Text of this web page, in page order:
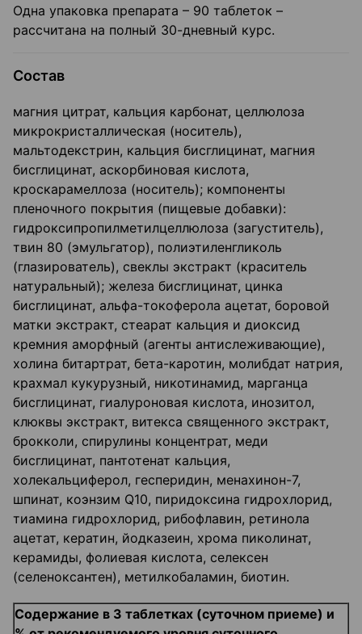
Одна упаковка препарата – 90 таблеток –
рассчитана на полный 30-дневный курс.
Состав
магния цитрат, кальция карбонат, целлюлоза
микрокристаллическая (носитель),
мальтодекстрин, кальция бисглицинат, магния
бисглицинат, аскорбиновая кислота,
кроскарамеллоза (носитель); компоненты
пленочного покрытия (пищевые добавки):
гидроксипропилметилцеллюлоза (загуститель),
твин 80 (эмульгатор), полиэтиленгликоль
(глазирователь), свеклы экстракт (краситель
натуральный); железа бисглицинат, цинка
бисглицинат, альфа-токоферола ацетат, боровой
матки экстракт, стеарат кальция и диоксид
кремния аморфный (агенты антислеживающие),
холина битартрат, бета-каротин, молибдат натрия,
крахмал кукурузный, никотинамид, марганца
бисглицинат, гиалуроновая кислота, инозитол,
клюквы экстракт, витекса священного экстракт,
брокколи, спирулины концентрат, меди
бисглицинат, пантотенат кальция,
холекальциферол, гесперидин, менахинон-7,
шпинат, коэнзим Q10, пиридоксина гидрохлорид,
тиамина гидрохлорид, рибофлавин, ретинола
ацетат, кератин, йодказеин, хрома пиколинат,
керамиды, фолиевая кислота, селексен
(селеноксантен), метилкобаламин, биотин.
Содержание в 3 таблетках (суточном приеме) и